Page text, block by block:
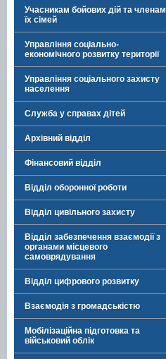
Учасникам бойових дій та членам
їх сімей
Управління соціально-
економічного розвитку території
Управління соціального захисту
населення
Служба у справах дітей
Архівний відділ
Фінансовий відділ
Відділ оборонної роботи
Відділ цивільного захисту
Відділ забезпечення взаємодії з
органами місцевого
самоврядування
Відділ цифрового розвитку
Взаємодія з громадськістю
Мобілізаційна підготовка та
військовий облік